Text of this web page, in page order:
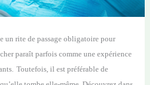
un rite de passage obligatoire pour
paraît parfois commeune expérience
Toutefois, il est préférable de